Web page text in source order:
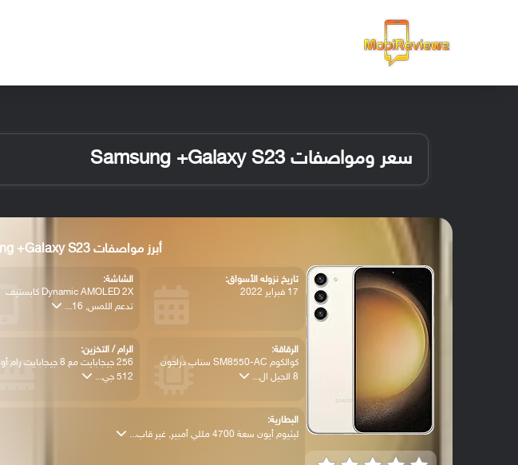
سعر ومواصفات Samsung +Galaxy S23
أبرز مواصفات Samsung +Galaxy S23
تاريخ نزوله الأسواق:
17 فبراير 2022
الشاشة:
Dynamic AMOLED 2X كابستيف
تدعم اللمس, 16...
الرقاقة:
كوالكوم SM8550-AC سناب دراجون
8 الجيل ال...
الرام / التخزين:
256 جيجابايت مع 8 جيجابايت رام أو
512 جي...
البطارية:
ليثيوم أيون سعة 4700 مللي أمبير, غير قاب...